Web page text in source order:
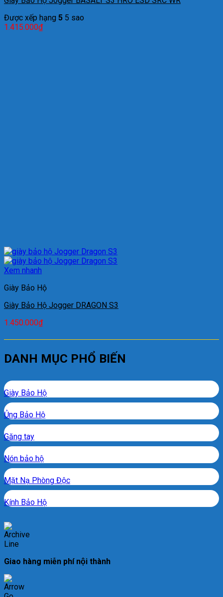
Được xếp hạng 5 5 sao
1.415.000₫
Xem nhanh
Giày Bảo Hộ
Giày Bảo Hộ Jogger DRAGON S3
1.450.000₫
DANH MỤC PHỔ BIẾN
Giày Bảo Hộ
Ủng Bảo Hộ
Găng tay
Nón bảo hộ
Mặt Nạ Phòng Độc
Kính Bảo Hộ
Giao hàng miễn phí nội thành